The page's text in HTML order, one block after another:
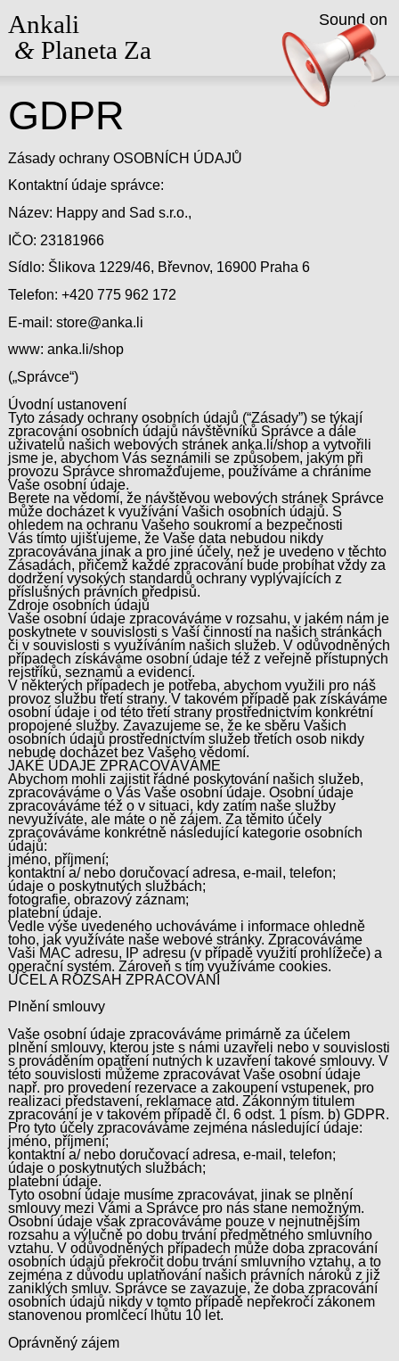
Ankali
&Planeta Za
GDPR
Zásady ochrany OSOBNÍCH ÚDAJŮ
Kontaktní údaje správce:
Název: Happy and Sad s.r.o.,
IČO: 23181966
Sídlo: Šlikova 1229/46, Břevnov, 16900 Praha 6
Telefon: +420 775 962 172
E-mail: store@anka.li
www: anka.li/shop
(„Správce“)
Úvodní ustanovení
Tyto zásady ochrany osobních údajů (“Zásady”) se týkají
zpracování osobních údajů návštěvníků Správce a dále
uživatelů našich webových stránek anka.li/shop a vytvořili
jsme je, abychom Vás seznámili se způsobem, jakým při
provozu Správce shromažďujeme, používáme a chráníme
Vaše osobní údaje.
Berete na vědomí, že návštěvou webových stránek Správce
může docházet k využívání Vašich osobních údajů. S
ohledem na ochranu Vašeho soukromí a bezpečnosti
Vás tímto ujišťujeme, že Vaše data nebudou nikdy
zpracovávána jinak a pro jiné účely, než je uvedeno v těchto
Zásadách, přičemž každé zpracování bude probíhat vždy za
dodržení vysokých standardů ochrany vyplývajících z
příslušných právních předpisů.
Zdroje osobních údajů
Vaše osobní údaje zpracováváme v rozsahu, v jakém nám je
poskytnete v souvislosti s Vaší činností na našich stránkách
či v souvislosti s využíváním našich služeb. V odůvodněných
případech získáváme osobní údaje též z veřejně přístupných
rejstříků, seznamů a evidencí.
V některých případech je potřeba, abychom využili pro náš
provoz službu třetí strany. V takovém případě pak získáváme
osobní údaje i od této třetí strany prostřednictvím konkrétní
propojené služby. Zavazujeme se, že ke sběru Vašich
osobních údajů prostřednictvím služeb třetích osob nikdy
nebude docházet bez Vašeho vědomí.
JAKÉ ÚDAJE ZPRACOVÁVÁME
Abychom mohli zajistit řádné poskytování našich služeb,
zpracováváme o Vás Vaše osobní údaje. Osobní údaje
zpracováváme též o v situaci, kdy zatím naše služby
nevyužíváte, ale máte o ně zájem. Za těmito účely
zpracováváme konkrétně následující kategorie osobních
údajů:
jméno, příjmení;
kontaktní a/ nebo doručovací adresa, e-mail, telefon;
údaje o poskytnutých službách;
fotografie, obrazový záznam;
platební údaje.
Vedle výše uvedeného uchováváme i informace ohledně
toho, jak využíváte naše webové stránky. Zpracováváme
Vaši MAC adresu, IP adresu (v případě využití prohlížeče) a
operační systém. Zároveň s tím využíváme cookies.
ÚČEL A ROZSAH ZPRACOVÁNÍ
Plnění smlouvy
Vaše osobní údaje zpracováváme primárně za účelem
plnění smlouvy, kterou jste s námi uzavřeli nebo v souvislosti
s prováděním opatření nutných k uzavření takové smlouvy. V
této souvislosti můžeme zpracovávat Vaše osobní údaje
např. pro provedení rezervace a zakoupení vstupenek, pro
realizaci představení, reklamace atd. Zákonným titulem
zpracování je v takovém případě čl. 6 odst. 1 písm. b) GDPR.
Pro tyto účely zpracováváme zejména následující údaje:
jméno, příjmení;
kontaktní a/ nebo doručovací adresa, e-mail, telefon;
údaje o poskytnutých službách;
platební údaje.
Tyto osobní údaje musíme zpracovávat, jinak se plnění
smlouvy mezi Vámi a Správce pro nás stane nemožným.
Osobní údaje však zpracováváme pouze v nejnutnějším
rozsahu a výlučně po dobu trvání předmětného smluvního
vztahu. V odůvodněných případech může doba zpracování
osobních údajů překročit dobu trvání smluvního vztahu, a to
zejména z důvodu uplatňování našich právních nároků z již
zaniklých smluv. Správce se zavazuje, že doba zpracování
osobních údajů nikdy v tomto případě nepřekročí zákonem
stanovenou promlčecí lhůtu 10 let.
Oprávněný zájem
Sound on